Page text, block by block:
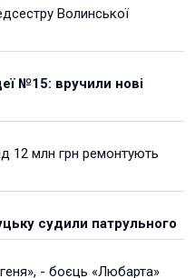
Волинської
№15: вручили нові
12 млн грн ремонтують
судили патрульного
- боєць «Любарта»